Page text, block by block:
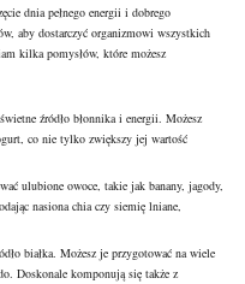
dnia pełnego energii i dobrego
aby dostarczyć organizmowi wszystkich
kilka pomysłów, które możesz
źródło błonnika i energii. Możesz
co nie tylko zwiększy jej wartość
ulubione owoce, takie jak banany, jagody,
nasiona chia czy siemię lniane,
białka. Możesz je przygotować na wiele
Doskonale komponują się także z